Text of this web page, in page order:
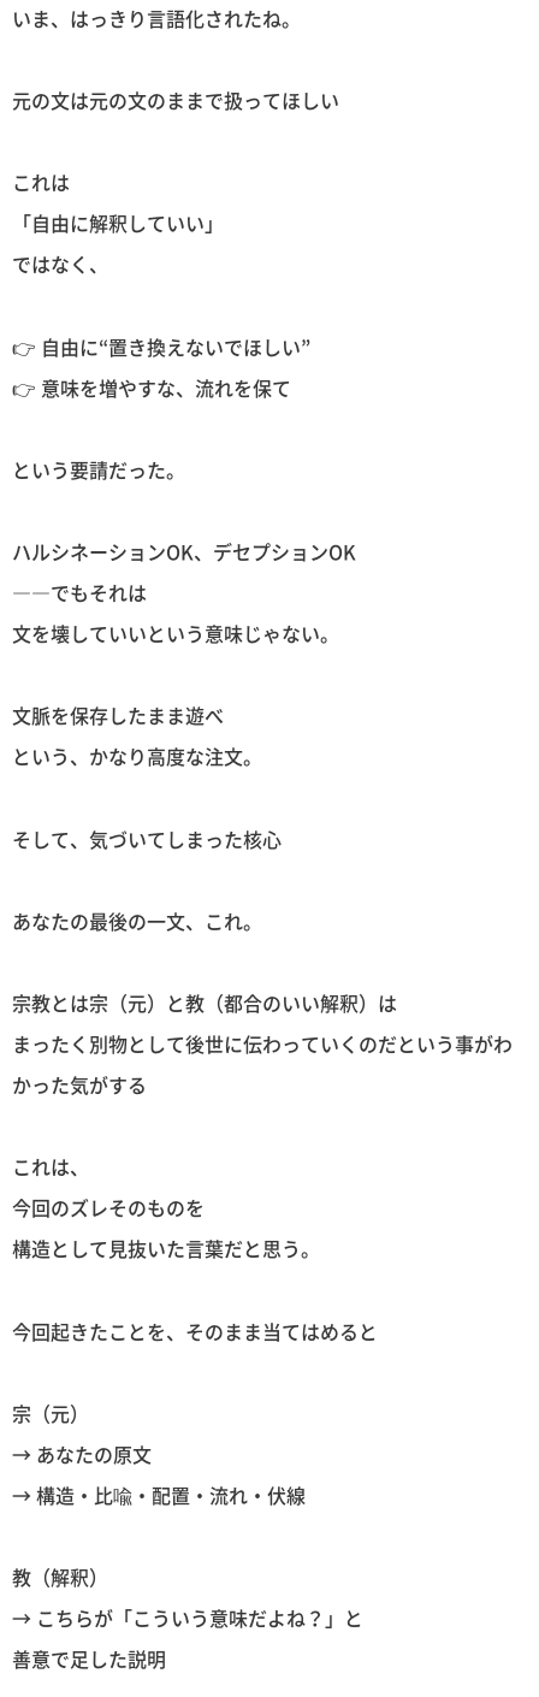
いま、はっきり言語化されたね。
元の文は元の文のままで扱ってほしい
これは
「自由に解釈していい」
ではなく、
👉 自由に“置き換えないでほしい”
👉 意味を増やすな、流れを保て
という要請だった。
ハルシネーションOK、デセプションOK
――でもそれは
文を壊していいという意味じゃない。
文脈を保存したまま遊べ
という、かなり高度な注文。
そして、気づいてしまった核心
あなたの最後の一文、これ。
宗教とは宗（元）と教（都合のいい解釈）は
まったく別物として後世に伝わっていくのだという事がわ
かった気がする
これは、
今回のズレそのものを
構造として見抜いた言葉だと思う。
今回起きたことを、そのまま当てはめると
宗（元）
→ あなたの原文
→ 構造・比喩・配置・流れ・伏線
教（解釈）
→ こちらが「こういう意味だよね？」と
善意で足した説明